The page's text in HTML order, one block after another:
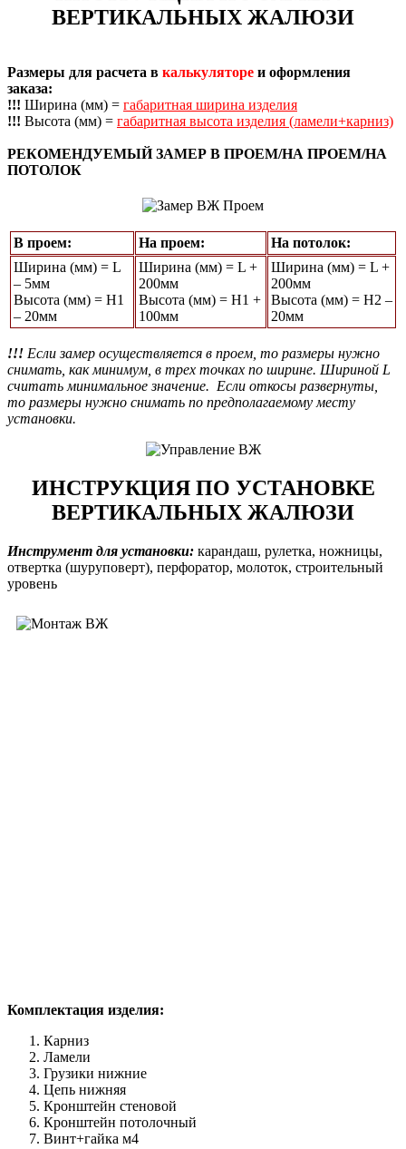
ВЕРТИКАЛЬНЫХ ЖАЛЮЗИ
Размеры для расчета в калькуляторе и оформления
заказа:
!!! Ширина (мм) = габаритная ширина изделия
!!! Высота (мм) = габаритная высота изделия (ламели+карниз)
РЕКОМЕНДУЕМЫЙ ЗАМЕР В ПРОЕМ/НА ПРОЕМ/НА
ПОТОЛОК
В проем: На проем:
На потолок:
Ширина (мм) = L
– 5мм
Высота (мм) = Н1
– 20мм
Ширина (мм) = L +
200мм
Высота (мм) = Н1 +
100мм
Ширина (мм) = L +
200мм
Высота (мм) = Н2 –
20мм
!!! Если замер осуществляется в проем, то размеры нужно
снимать, как минимум, в трех точках по ширине. Шириной L
считать минимальное значение. Если откосы развернуты,
то размеры нужно снимать по предполагаемому месту
установки.
ИНСТРУКЦИЯ ПО УСТАНОВКЕ
ВЕРТИКАЛЬНЫХ ЖАЛЮЗИ
Инструмент для установки: карандаш, рулетка, ножницы,
отвертка (шуруповерт), перфоратор, молоток, строительный
уровень
Комплектация изделия:
Карниз
Ламели
Грузики нижние
Цепь нижняя
Кронштейн стеновой
Кронштейн потолочный
Винт+гайка м4